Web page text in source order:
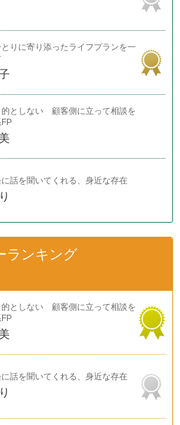
りに寄り添ったライフプランを一
的としない 顧客側に立って相談を
話を聞いてくれる、身近な存在
ランキング
的としない 顧客側に立って相談を
話を聞いてくれる、身近な存在